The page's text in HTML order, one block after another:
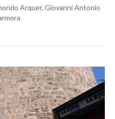
Arquer, Giovanni Antonio